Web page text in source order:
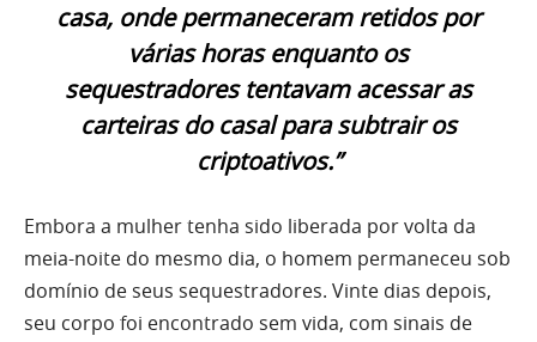
casa, onde permaneceram retidos por
várias horas enquanto os
sequestradores tentavam acessar as
carteiras do casal para subtrair os
criptoativos.”
Embora a mulher tenha sido liberada por volta da
meia-noite do mesmo dia, o homem permaneceu sob
domínio de seus sequestradores. Vinte dias depois,
seu corpo foi encontrado sem vida, com sinais de